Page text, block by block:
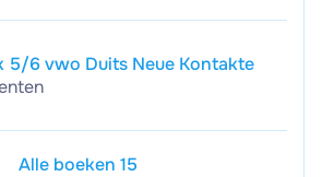
5/6 vwo Duits Neue Kontakte
Alle boeken 15